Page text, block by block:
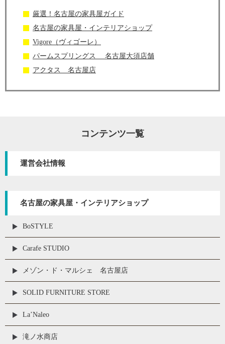
厳選！名古屋の家具屋ガイド
名古屋の家具屋・インテリアショップ
Vigore（ヴィゴーレ）
パームスプリングス 名古屋大須店舗
アクタス 名古屋店
コンテンツ一覧
運営会社情報
名古屋の家具屋・インテリアショップ
BoSTYLE
Carafe STUDIO
メゾン・ド・マルシェ 名古屋店
SOLID FURNITURE STORE
La’Naleo
滝ノ水商店